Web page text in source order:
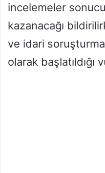
incelemeler
kazanacağı
ve idari
olarak başlatıldığı